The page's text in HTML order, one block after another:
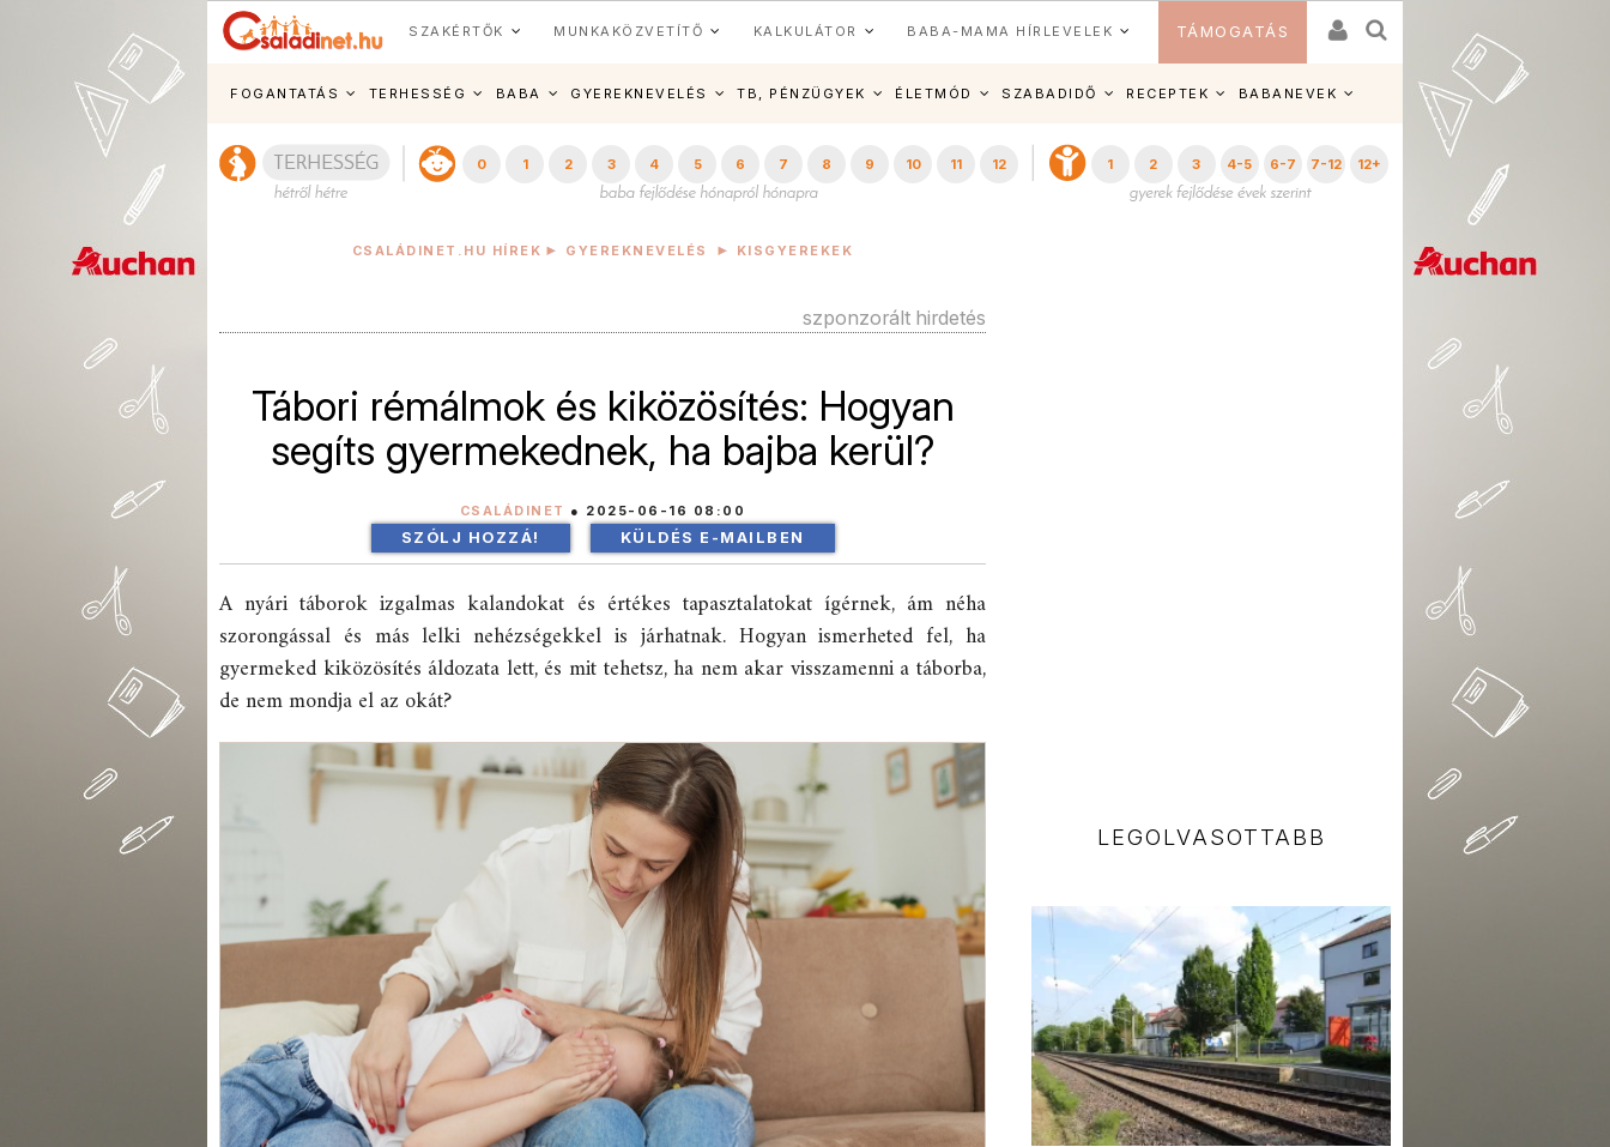
SZAKÉRTŐK MUNKAKÖZVETÍTŐ KALKULÁTOR BABA-MAMA HÍRLEVELEK TÁMOGATÁS
FOGANTATÁS TERHESSÉG BABA GYEREKNEVELÉS TB, PÉNZÜGYEK ÉLETMÓD SZABADIDŐ RECEPTEK BABANEVEK
0 1 2 3 4 5 6 7 8 9 10 11 12 1 2 3 4-5 6-7 7-12 12+
CSALÁDINET.HU HÍREK GYEREKNEVELÉS KISGYEREKEK
szponzorált hirdetés
Tábori rémálmok és kiközösítés: Hogyan
segíts gyermekednek, ha bajba kerül?
CSALÁDINET ● 2025-06-16 08:00
SZÓLJ HOZZÁ! KÜLDÉS E-MAILBEN
A nyári táborok izgalmas kalandokat és értékes tapasztalatokat ígérnek, ám néha
szorongással és más lelki nehézségekkel is járhatnak. Hogyan ismerheted fel, ha
gyermeked kiközösítés áldozata lett, és mit tehetsz, ha nem akar visszamenni a táborba,
de nem mondja el az okát?
LEGOLVASOTTABB